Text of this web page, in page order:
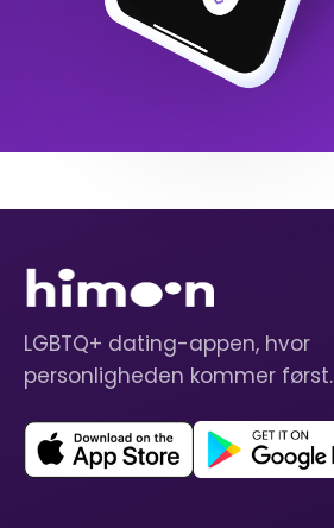
LGBTQ+ dating-appen, hvor
personligheden kommer først.